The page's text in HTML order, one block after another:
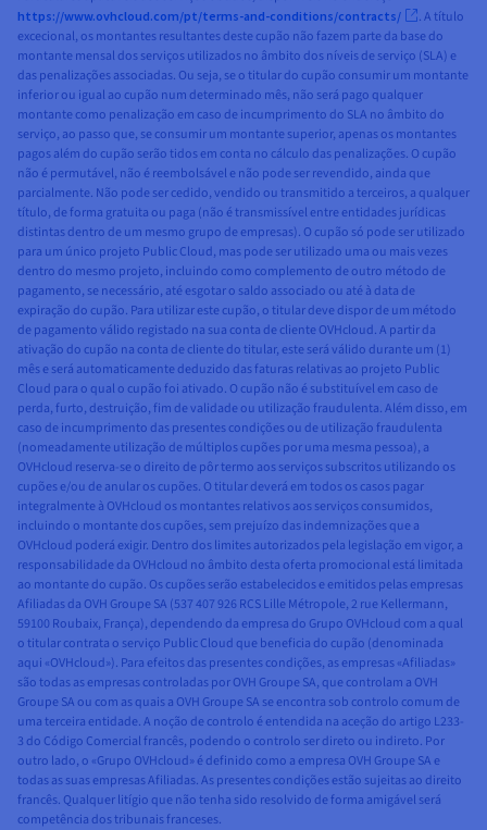
https://www.ovhcloud.com/pt/terms-and-conditions/contracts/
. A título
excecional, os montantes resultantes deste cupão não fazem parte da base do
montante mensal dos serviços utilizados no âmbito dos níveis de serviço (SLA) e
das penalizações associadas. Ou seja, se o titular do cupão consumir um montante
inferior ou igual ao cupão num determinado mês, não será pago qualquer
montante como penalização em caso de incumprimento do SLA no âmbito do
serviço, ao passo que, se consumir um montante superior, apenas os montantes
pagos além do cupão serão tidos em conta no cálculo das penalizações. O cupão
não é permutável, não é reembolsável e não pode ser revendido, ainda que
parcialmente. Não pode ser cedido, vendido ou transmitido a terceiros, a qualquer
título, de forma gratuita ou paga (não é transmissível entre entidades jurídicas
distintas dentro de um mesmo grupo de empresas). O cupão só pode ser utilizado
para um único projeto Public Cloud, mas pode ser utilizado uma ou mais vezes
dentro do mesmo projeto, incluindo como complemento de outro método de
pagamento, se necessário, até esgotar o saldo associado ou até à data de
expiração do cupão. Para utilizar este cupão, o titular deve dispor de um método
de pagamento válido registado na sua conta de cliente OVHcloud. A partir da
ativação do cupão na conta de cliente do titular, este será válido durante um (1)
mês e será automaticamente deduzido das faturas relativas ao projeto Public
Cloud para o qual o cupão foi ativado. O cupão não é substituível em caso de
perda, furto, destruição, fim de validade ou utilização fraudulenta. Além disso, em
caso de incumprimento das presentes condições ou de utilização fraudulenta
(nomeadamente utilização de múltiplos cupões por uma mesma pessoa), a
OVHcloud reserva-se o direito de pôr termo aos serviços subscritos utilizando os
cupões e/ou de anular os cupões. O titular deverá em todos os casos pagar
integralmente à OVHcloud os montantes relativos aos serviços consumidos,
incluindo o montante dos cupões, sem prejuízo das indemnizações que a
OVHcloud poderá exigir. Dentro dos limites autorizados pela legislação em vigor, a
responsabilidade da OVHcloud no âmbito desta oferta promocional está limitada
ao montante do cupão. Os cupões serão estabelecidos e emitidos pelas empresas
Afiliadas da OVH Groupe SA (537 407 926 RCS Lille Métropole, 2 rue Kellermann,
59100 Roubaix, França), dependendo da empresa do Grupo OVHcloud com a qual
o titular contrata o serviço Public Cloud que beneficia do cupão (denominada
aqui «OVHcloud»). Para efeitos das presentes condições, as empresas «Afiliadas»
são todas as empresas controladas por OVH Groupe SA, que controlam a OVH
Groupe SA ou com as quais a OVH Groupe SA se encontra sob controlo comum de
uma terceira entidade. A noção de controlo é entendida na aceção do artigo L233-
3 do Código Comercial francês, podendo o controlo ser direto ou indireto. Por
outro lado, o «Grupo OVHcloud» é definido como a empresa OVH Groupe SA e
todas as suas empresas Afiliadas. As presentes condições estão sujeitas ao direito
francês. Qualquer litígio que não tenha sido resolvido de forma amigável será
competência dos tribunais franceses.